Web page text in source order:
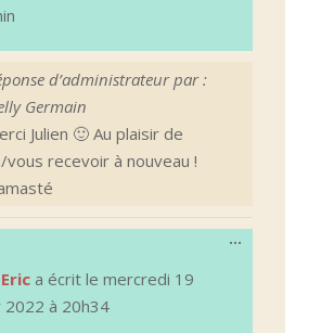
d’administrateur par :
Germain
Julien 🙂 Au plaisir de
recevoir à nouveau !
Eric a écrit le mercredi 19
2022 à 20h34
...